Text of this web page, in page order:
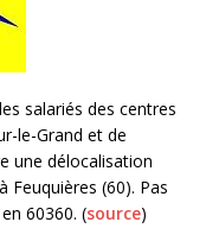
salariés des centres
le-Grand et de
une délocalisation
Feuquières (60). Pas
60360. (source)